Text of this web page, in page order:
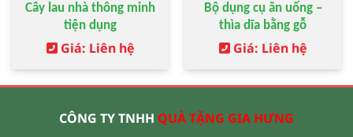
Cây lau nhà thông minh
tiện dụng
Giá: Liên hệ
Bộ dụng cụ ăn uống –
thìa dĩa bằng gỗ
Giá: Liên hệ
CÔNG TY TNHH QUÀ TẶNG GIA HƯNG